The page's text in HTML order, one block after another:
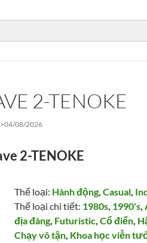
2-TENOKE
04/08/2026
2-TENOKE
Thể loại: Hành động,Casual,
Thể loại chi tiết: 1980s, 1990's,
địa đàng, Futuristic,Cổ điển,
Chạy vô tận, Khoa học viễn